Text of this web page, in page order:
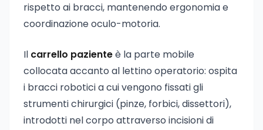
rispetto ai bracci, mantenendo ergonomia e
coordinazione oculo-motoria.
Il carrello pazienteè la parte mobile
collocata accanto al lettino operatorio: ospita
i bracci robotici a cui vengono fissati gli
strumenti chirurgici (pinze, forbici, dissettori),
introdotti nel corpo attraverso incisioni di